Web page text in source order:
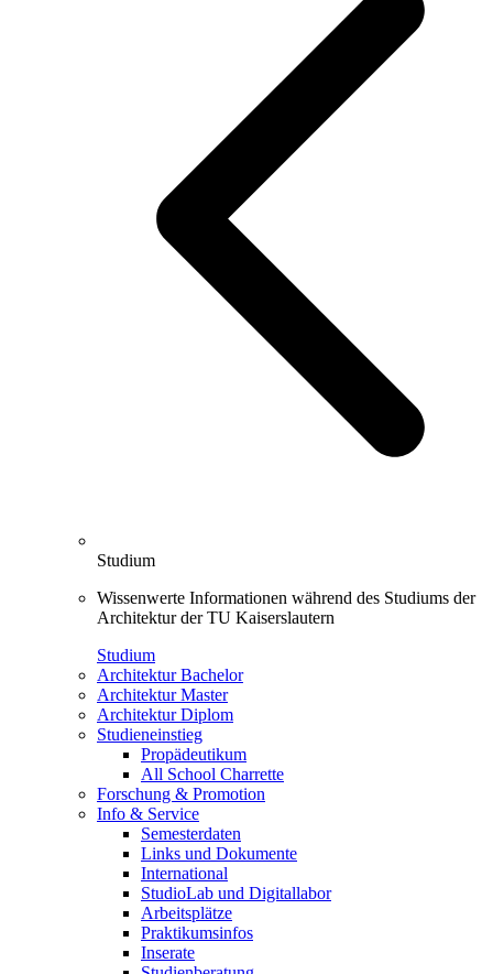
Studium
Wissenwerte Informationen während des Studiums der
Architektur der TU Kaiserslautern
Studium
Architektur Bachelor
Architektur Master
Architektur Diplom
Studieneinstieg
Propädeutikum
All School Charrette
Forschung & Promotion
Info & Service
Semesterdaten
Links und Dokumente
International
StudioLab und Digitallabor
Arbeitsplätze
Praktikumsinfos
Inserate